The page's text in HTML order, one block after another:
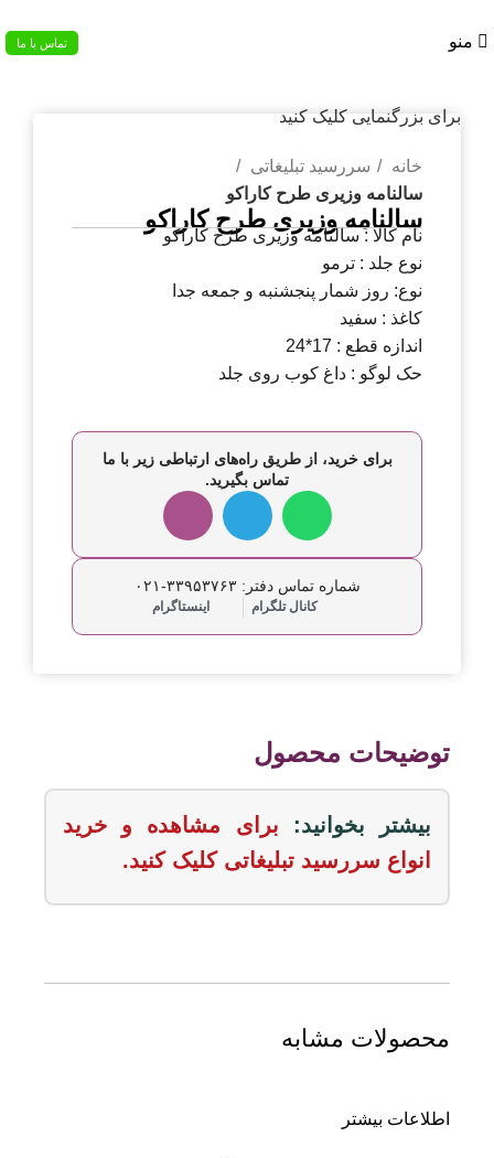
منو
تماس با ما
برای بزرگنمایی کلیک کنید
خانه
سررسید تبلیغاتی
سالنامه وزیری طرح کاراکو
سالنامه وزیری طرح کاراکو
نام کالا : سالنامه وزیری طرح کاراکو
نوع جلد : ترمو
نوع: روز شمار پنجشنبه و جمعه جدا
کاغذ : سفید
اندازه قطع : 17*24
حک لوگو : داغ کوب روی جلد
برای خرید، از طریق راه‌های ارتباطی زیر با ما
تماس بگیرید.
شماره تماس دفتر: ۳۳۹۵۳۷۶۳-۰۲۱
کانال تلگرام اینستاگرام
توضیحات محصول
بیشتر بخوانید: برای مشاهده و خرید
انواع سررسید تبلیغاتی کلیک کنید.
محصولات مشابه
اطلاعات بیشتر